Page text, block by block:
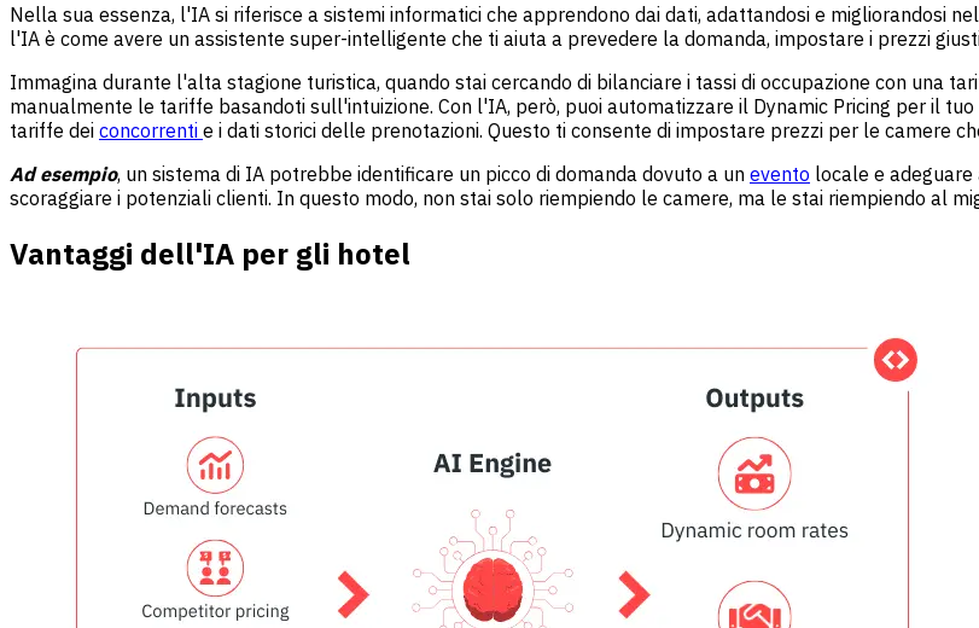
Nella sua essenza, l'IA si riferisce a sistemi informatici che apprendono dai dati, adattandosi e migliorandosi
l'IA è come avere un assistente super-intelligente che ti aiuta a prevedere la domanda, impostare i prezzi
Immagina durante l'alta stagione turistica, quando stai cercando di bilanciare i tassi di occupazione con una
manualmente le tariffe basandoti sull'intuizione. Con l'IA, però, puoi automatizzare il Dynamic Pricing per il
tariffe dei concorrenti e i dati storici delle prenotazioni. Questo ti consente di impostare prezzi per le camere
Ad esempio, un sistema di IA potrebbe identificare un picco di domanda dovuto a un evento locale e
scoraggiare i potenziali clienti. In questo modo, non stai solo riempiendo le camere, ma le stai riempiendo al
Vantaggi dell'IA per gli hotel